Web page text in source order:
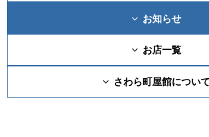
お知らせ
お店一覧
さわら町屋館について